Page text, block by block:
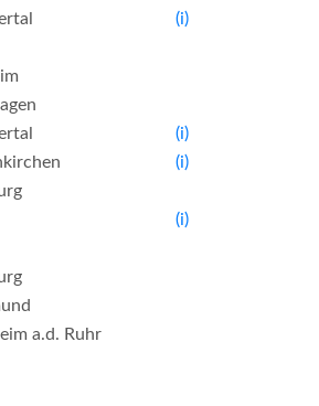
(i)
(i)
(i)
(i)
a.d. Ruhr